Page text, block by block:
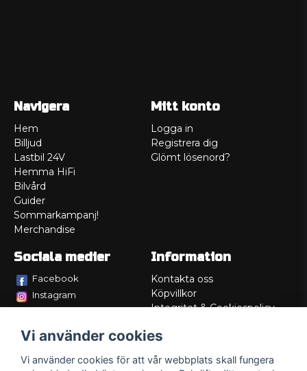
Navigera
Hem
Billjud
Lastbil 24V
Hemma HiFi
Bilvård
Guider
Sommarkampanj!
Merchandise
Mitt konto
Logga in
Registrera dig
Glömt lösenord?
Sociala medier
Facebook
Instagram
Information
Kontakta oss
Köpvillkor
Integritet & Cookiespolicy
Service/Garanti
Lådritning
Vi använder cookies
Vi använder cookies för att vår webbplats skall fungera